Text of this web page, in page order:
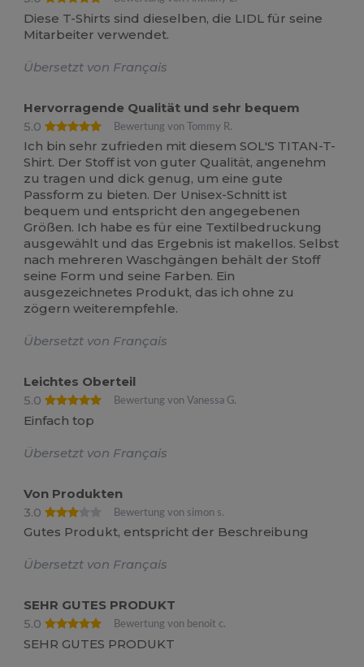
Diese T-Shirts sind dieselben, die LIDL für seine
Mitarbeiter verwendet.
Übersetzt von Français
Hervorragende Qualität und sehr bequem
5.0
Bewertung von Tommy R.
Ich bin sehr zufrieden mit diesem SOL'S TITAN-T-
Shirt. Der Stoff ist von guter Qualität, angenehm
zu tragen und dick genug, um eine gute
Passform zu bieten. Der Unisex-Schnitt ist
bequem und entspricht den angegebenen
Größen. Ich habe es für eine Textilbedruckung
ausgewählt und das Ergebnis ist makellos. Selbst
nach mehreren Waschgängen behält der Stoff
seine Form und seine Farben. Ein
ausgezeichnetes Produkt, das ich ohne zu
zögern weiterempfehle.
Übersetzt von Français
Leichtes Oberteil
5.0
Bewertung von Vanessa G.
Einfach top
Übersetzt von Français
Von Produkten
3.0
Bewertung von simon s.
Gutes Produkt, entspricht der Beschreibung
Übersetzt von Français
SEHR GUTES PRODUKT
5.0
Bewertung von benoit c.
SEHR GUTES PRODUKT